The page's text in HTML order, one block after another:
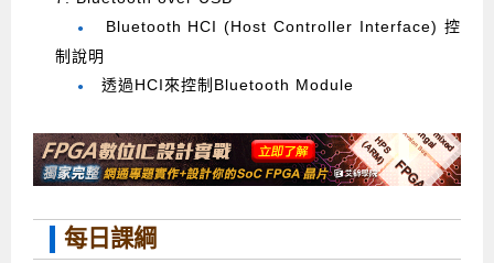
●
Bluetooth HCI (Host Controller Interface) 控
制說明
● 透過HCI來控制Bluetooth Module
每日課綱